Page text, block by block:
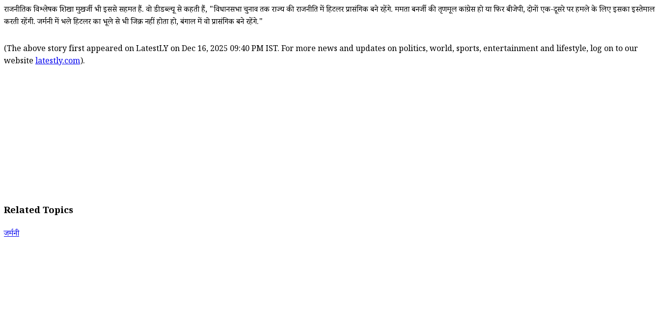
राजनीतिक विश्लेषक शिखा मुखर्जी भी इससे सहमत हैं. वो डीडब्ल्यू से कहती हैं, "विधानसभा चुनाव तक राज्य की राजनीति में हिटलर प्रासंगिक बने रहेंगे. ममता बनर्जी की तृणमूल कांग्रेस हो या फिर बीजेपी, दोनों एक-दूसरे पर हमले के लिए इसका इस्तेमाल
करती रहेंगी. जर्मनी में भले हिटलर का भूले से भी जिक्र नहीं होता हो, बंगाल में वो प्रासंगिक बने रहेंगे."
(The above story first appeared on LatestLY on Dec 16, 2025 09:40 PM IST. For more news and updates on politics, world, sports, entertainment and lifestyle, log on to our
website latestly.com).
Related Topics
जर्मनी